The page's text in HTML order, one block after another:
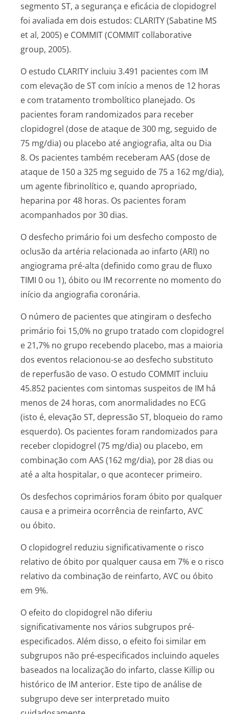
segmento ST, a segurança e eficácia de clopidogrel
foi avaliada em dois estudos: CLARITY (Sabatine MS
et al, 2005) e COMMIT (COMMIT collaborative
group, 2005).
O estudo CLARITY incluiu 3.491 pacientes com IM
com elevação de ST com início a menos de 12 horas
e com tratamento trombolítico planejado. Os
pacientes foram randomizados para receber
clopidogrel (dose de ataque de 300 mg, seguido de
75 mg/dia) ou placebo até angiografia, alta ou Dia
8. Os pacientes também receberam AAS (dose de
ataque de 150 a 325 mg seguido de 75 a 162 mg/dia),
um agente fibrinolítico e, quando apropriado,
heparina por 48 horas. Os pacientes foram
acompanhados por 30 dias.
O desfecho primário foi um desfecho composto de
oclusão da artéria relacionada ao infarto (ARI) no
angiograma pré-alta (definido como grau de fluxo
TIMI 0 ou 1), óbito ou IM recorrente no momento do
início da angiografia coronária.
O número de pacientes que atingiram o desfecho
primário foi 15,0% no grupo tratado com clopidogrel
e 21,7% no grupo recebendo placebo, mas a maioria
dos eventos relacionou-se ao desfecho substituto
de reperfusão de vaso. O estudo COMMIT incluiu
45.852 pacientes com sintomas suspeitos de IM há
menos de 24 horas, com anormalidades no ECG
(isto é, elevação ST, depressão ST, bloqueio do ramo
esquerdo). Os pacientes foram randomizados para
receber clopidogrel (75 mg/dia) ou placebo, em
combinação com AAS (162 mg/dia), por 28 dias ou
até a alta hospitalar, o que acontecer primeiro.
Os desfechos coprimários foram óbito por qualquer
causa e a primeira ocorrência de reinfarto, AVC
ou óbito.
O clopidogrel reduziu significativamente o risco
relativo de óbito por qualquer causa em 7% e o risco
relativo da combinação de reinfarto, AVC ou óbito
em 9%.
O efeito do clopidogrel não diferiu
significativamente nos vários subgrupos pré-
especificados. Além disso, o efeito foi similar em
subgrupos não pré-especificados incluindo aqueles
baseados na localização do infarto, classe Killip ou
histórico de IM anterior. Este tipo de análise de
subgrupo deve ser interpretado muito